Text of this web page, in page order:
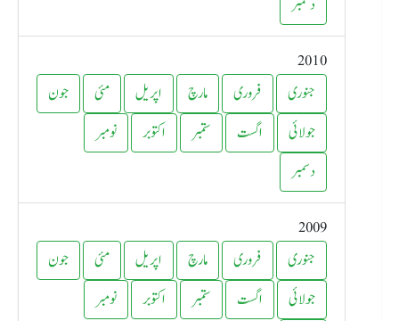
دسمبر
2010
جنوری
فروری مارچ اپریل مئی
جون
جولائی
اگست ستمبر اکتوبر
نومبر
دسمبر
2009
جنوری
فروری مارچ اپریل مئی
جون
جولائی
اگست ستمبر اکتوبر
نومبر